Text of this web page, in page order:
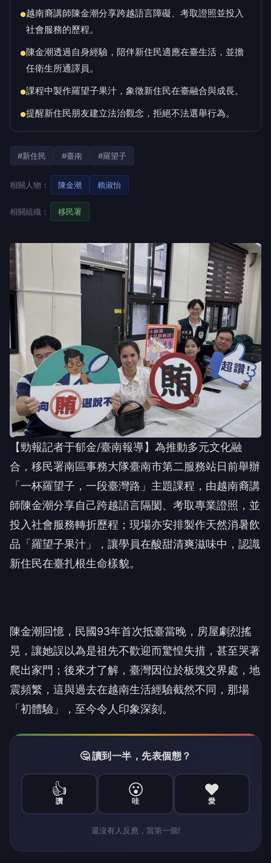
●越南裔講師陳金潮分享跨越語言障礙、考取證照並投入
社會服務的歷程。
●陳金潮透過自身經驗，陪伴新住民適應在臺生活，並擔
任衛生所通譯員。
●課程中製作羅望子果汁，象徵新住民在臺融合與成長。
●提醒新住民朋友建立法治觀念，拒絕不法選舉行為。
#新住民 #臺南 #羅望子
相關人物： 陳金潮 賴淑怡
相關組織： 移民署
【勁報記者于郁金/臺南報導】為推動多元文化融
合，移民署南區事務大隊臺南市第二服務站日前舉辦
「一杯羅望子，一段臺灣路」主題課程，由越南裔講
師陳金潮分享自己跨越語言隔閡、考取專業證照，並
投入社會服務轉折歷程；現場亦安排製作天然消暑飲
品「羅望子果汁」，讓學員在酸甜清爽滋味中，認識
新住民在臺扎根生命樣貌。
陳金潮回憶，民國93年首次抵臺當晚，房屋劇烈搖
晃，讓她誤以為是祖先不歡迎而驚惶失措，甚至哭著
爬出家門；後來才了解，臺灣因位於板塊交界處，地
震頻繁，這與過去在越南生活經驗截然不同，那場
「初體驗」，至今令人印象深刻。
🤔 讀到一半，先表個態？
👍
讚
😮
哇
❤️
愛
還沒有人反應，當第一個!